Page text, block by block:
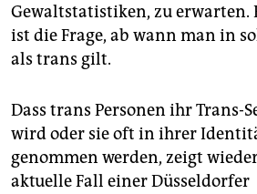
Gewaltstatistiken, zu erwarten.
ist die Frage, ab wann man in
als trans gilt.
Dass trans Personen ihr Trans-
wird oder sie oft in ihrer
genommen werden, zeigt
aktuelle Fall einer Düsseldorfer